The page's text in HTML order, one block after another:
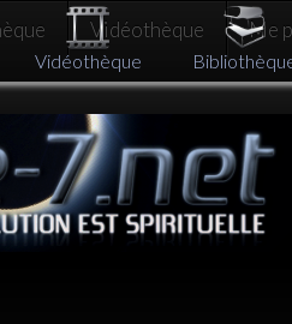
Vidéothèque Me
Vidéothèque